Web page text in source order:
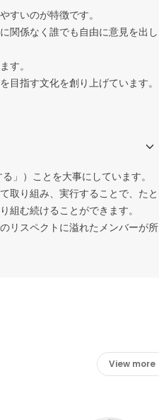
すいのが特徴です。
関係なく誰でも自由に意見を出し
す。
指す文化を創り上げています。
」）ことを大事にしています。
取り組み、実行することで、たと
組む続けることができます。
リスペクトに溢れたメンバーが所
View more